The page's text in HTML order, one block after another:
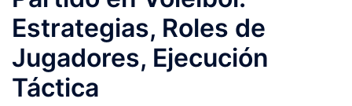
Estrategias, Roles de
Jugadores, Ejecución
Táctica